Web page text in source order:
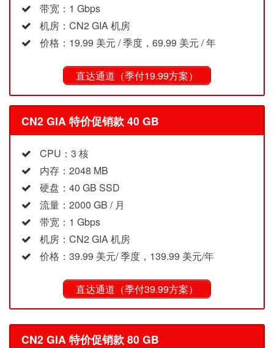
带宽：1 Gbps
机房：CN2 GIA 机房
价格：19.99 美元 / 季度，69.99 美元 / 年
直达通道（季付19.99方案）
CN2 GIA 特价促销款 40 GB
CPU：3 核
内存：2048 MB
硬盘：40 GB SSD
流量：2000 GB / 月
带宽：1 Gbps
机房：CN2 GIA 机房
价格：39.99 美元/ 季度，139.99 美元/年
直达通道（季付39.99方案）
CN2 GIA 特价促销款 80 GB